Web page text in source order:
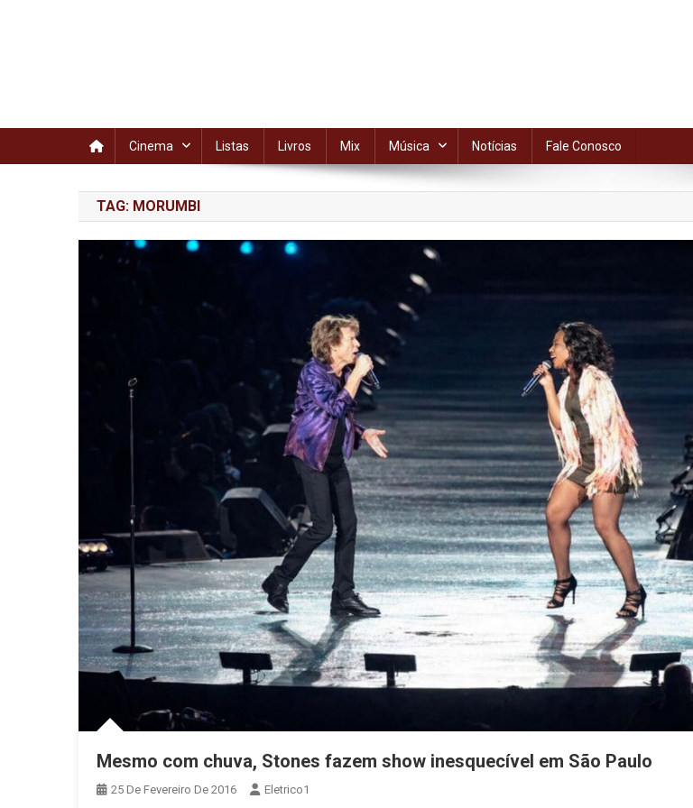
Cinema Listas Livros Mix Música Notícias Fale Conosco
TAG: MORUMBI
Mesmo com chuva, Stones fazem show inesquecível em São Paulo
25 De Fevereiro De 2016 Eletrico1